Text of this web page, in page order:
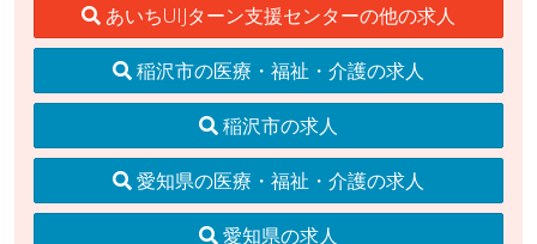
あいちUIJターン支援センターの他の求人
稲沢市の医療・福祉・介護の求人
稲沢市の求人
愛知県の医療・福祉・介護の求人
愛知県の求人